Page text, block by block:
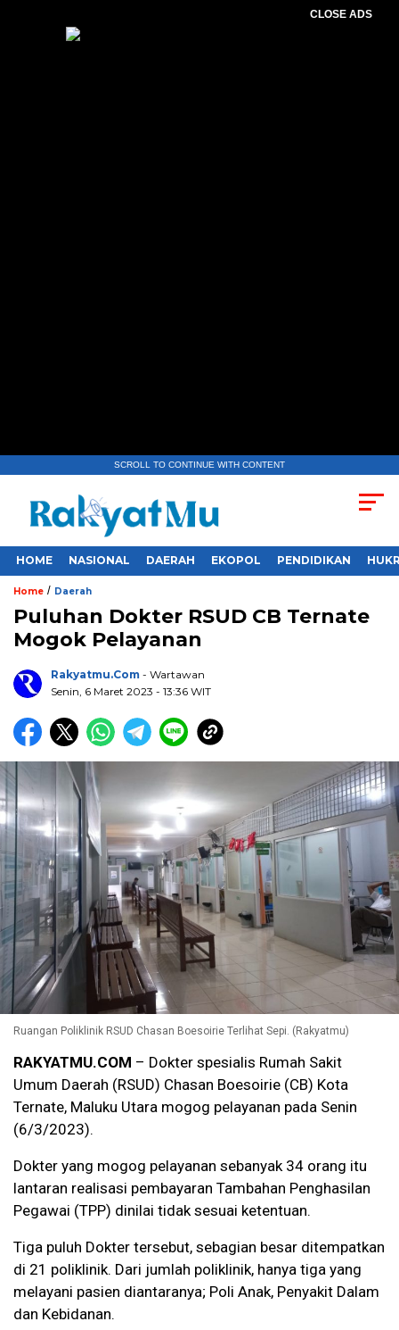
CLOSE ADS
SCROLL TO CONTINUE WITH CONTENT
HOME NASIONAL DAERAH EKOPOL PENDIDIKAN
Home / Daerah
Puluhan Dokter RSUD CB Ternate
Mogok Pelayanan
Rakyatmu.com - Wartawan
Senin, 6 Maret 2023 - 13:36 WIT
Ruangan Poliklinik RSUD Chasan Boesoirie Terlihat Sepi. (Rakyatmu)
RAKYATMU.COM – Dokter spesialis Rumah Sakit
Umum Daerah (RSUD) Chasan Boesoirie (CB) Kota
Ternate, Maluku Utara mogog pelayanan pada Senin
(6/3/2023).
Dokter yang mogog pelayanan sebanyak 34 orang itu
lantaran realisasi pembayaran Tambahan Penghasilan
Pegawai (TPP) dinilai tidak sesuai ketentuan.
Tiga puluh Dokter tersebut, sebagian besar ditempatkan
di 21 poliklinik. Dari jumlah poliklinik, hanya tiga yang
melayani pasien diantaranya; Poli Anak, Penyakit Dalam
dan Kebidanan.